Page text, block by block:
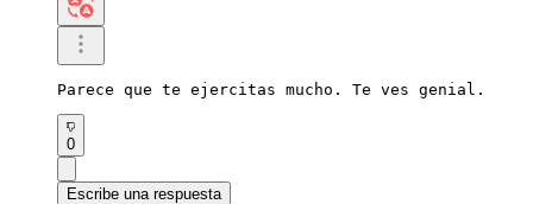
Parece que te ejercitas mucho. Te ves genial.
0
Escribe una respuesta